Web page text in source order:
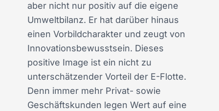
aber nicht nur positiv auf die eigene
Umweltbilanz. Er hat darüber hinaus
einen Vorbildcharakter und zeugt von
Innovationsbewusstsein. Dieses
positive Image ist ein nicht zu
unterschätzender Vorteil der E-Flotte.
Denn immer mehr Privat- sowie
Geschäftskunden legen Wert auf eine